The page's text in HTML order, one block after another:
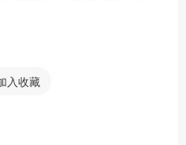
入收藏